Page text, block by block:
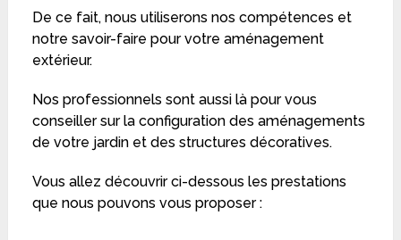
De ce fait, nous utiliserons nos compétences et
notre savoir-faire pour votre aménagement
extérieur.
Nos professionnels sont aussi là pour vous
conseiller sur la configuration des aménagements
de votre jardin et des structures décoratives.
Vous allez découvrir ci-dessous les prestations
que nous pouvons vous proposer :